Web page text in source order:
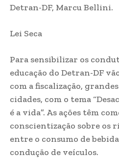
Detran-DF, Marcu Bellini.
Lei Seca
Para sensibilizar os
educação do Detran-DF
com a fiscalização,
cidades, com o tema
é a vida”. As ações têm
conscientização sobre os
entre o consumo de
condução de veículos.